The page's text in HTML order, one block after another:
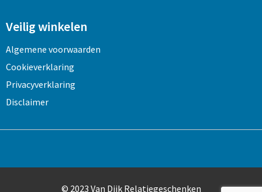
Veilig winkelen
Algemene voorwaarden
Cookieverklaring
Privacyverklaring
Disclaimer
© 2023 Van Dijk Relatiegeschenken